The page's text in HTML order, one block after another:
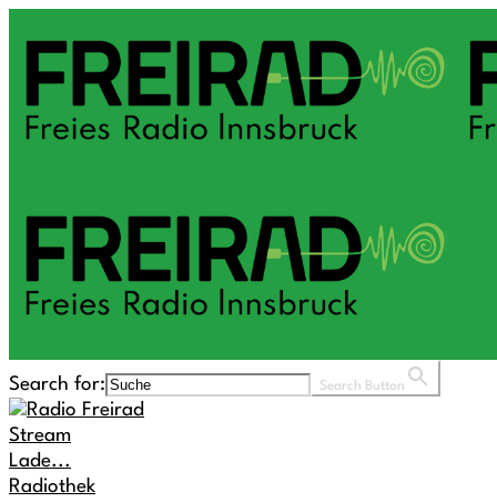
Search for: Search Button
Stream
Lade...
Radiothek